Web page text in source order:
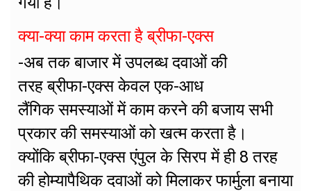
क्या-क्या काम करता है ब्रीफा-एक्स
-अब तक बाजार में उपलब्ध दवाओं की
तरह ब्रीफा-एक्स केवल एक-आध
लैंगिक समस्याओं में काम करने की बजाय सभी
प्रकार की समस्याओं को खत्म करता है।
क्योंकि ब्रीफा-एक्स एंपुल के सिरप में ही 8 तरह
की होम्यापैथिक दवाओं को मिलाकर फार्मुला बनाया